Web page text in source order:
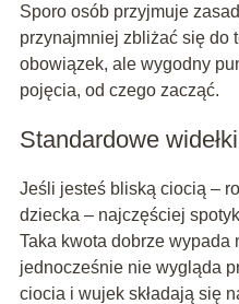
Sporo osób przyjmuje
przynajmniej zbliżać się do
obowiązek, ale wygodny
pojęcia, od czego zacząć.
Standardowe
Jeśli jesteś bliską ciocią –
dziecka – najczęściej
Taka kwota dobrze wypada
jednocześnie nie wygląda
ciocia i wujek składają się